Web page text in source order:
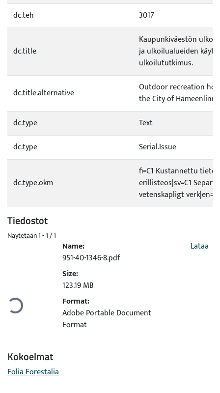
dc.teh
3017
dc.title
Kaupunkiväestön
ja ulkoilualueiden
ulkoilututkimus.
dc.title.alternative
Outdoor recreation
the City of
dc.type
Text
dc.type
Serial.Issue
dc.type.okm
fi=C1 Kustannettu
erillisteos|sv=C1
vetenskapligt
Tiedostot
Näytetään1 - 1 / 1
Ladataan...
Name:
951-40-1346-8.pdf
Size:
123.19 MB
Format:
Adobe Portable Document
Format
Lataa
Kokoelmat
Folia Forestalia